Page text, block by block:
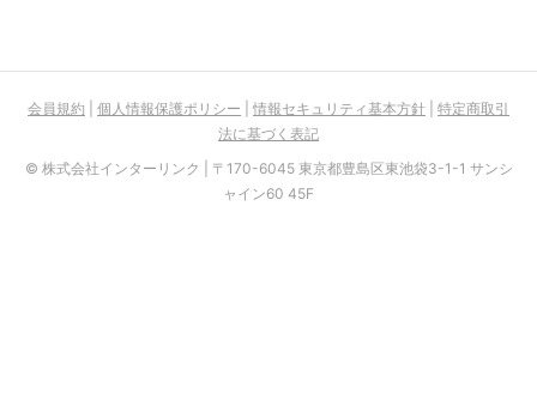
会員規約 個人情報保護ポリシー 情報セキュリティ基本方針
特定商取引
法に基づく表記
© 株式会社インターリンク | 〒170-6045 東京都豊島区東池袋3-1-1 サンシ
ャイン60 45F